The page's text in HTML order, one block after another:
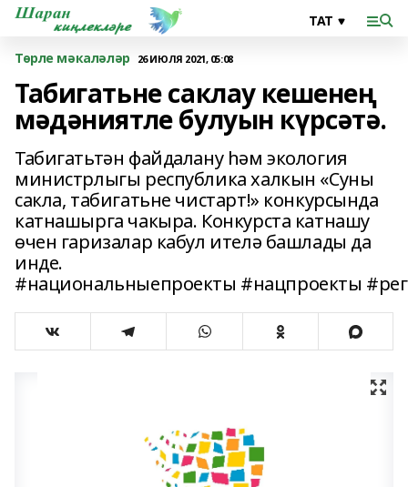
Төрле мәкаләләр 26 ИЮЛЯ 2021, 05:08
Табигатьне саклау кешенең
мәдәниятле булуын күрсәтә.
Табигатьтән файдалану һәм экология
министрлыгы республика халкын «Суны
сакла, табигатьне чистарт!» конкурсында
катнашырга чакыра. Конкурста катнашу
өчен гаризалар кабул ителә башлады да
инде.
#национальныепроекты #нацпроекты